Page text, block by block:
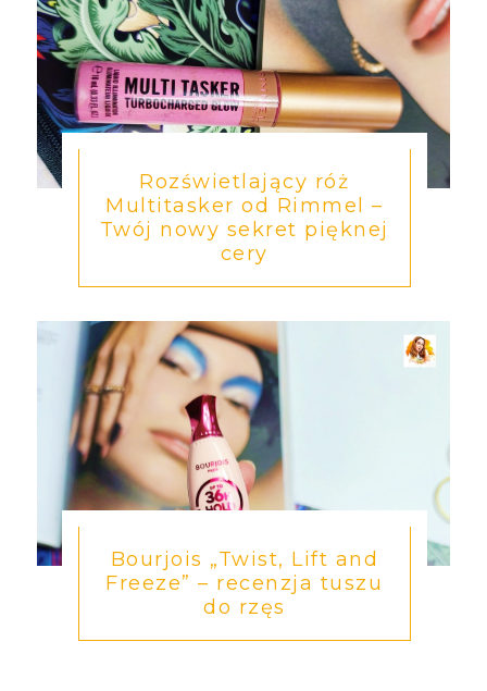
Rozświetlający róż
Multitasker od Rimmel –
Twój nowy sekret pięknej
cery
Bourjois „Twist, Lift and
Freeze” – recenzja tuszu
do rzęs